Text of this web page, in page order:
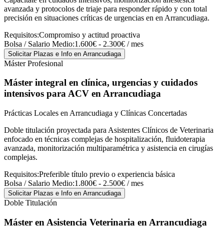
avanzada y protocolos de triaje para responder rápido y con total
precisión en situaciones críticas de urgencias en en Arrancudiaga.
Requisitos:Compromiso y actitud proactiva
Bolsa / Salario Medio:1.600€ - 2.300€ / mes
Solicitar Plazas e Info en Arrancudiaga
Máster Profesional
Máster integral en clínica, urgencias y cuidados
intensivos para ACV en Arrancudiaga
Prácticas Locales en Arrancudiaga y Clínicas Concertadas
Doble titulación proyectada para Asistentes Clínicos de Veterinaria
enfocado en técnicas complejas de hospitalización, fluidoterapia
avanzada, monitorización multiparamétrica y asistencia en cirugías
complejas.
Requisitos:Preferible título previo o experiencia básica
Bolsa / Salario Medio:1.800€ - 2.500€ / mes
Solicitar Plazas e Info en Arrancudiaga
Doble Titulación
Máster en Asistencia Veterinaria en Arrancudiaga